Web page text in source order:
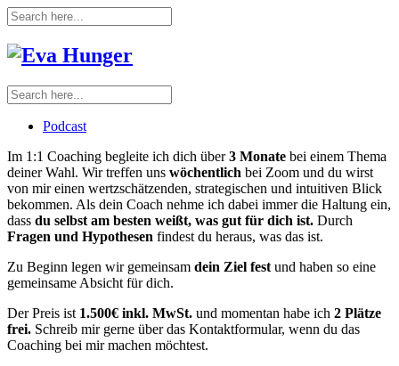
Podcast
Im 1:1 Coaching begleite ich dich über3 Monate bei einem Thema
deiner Wahl. Wir treffen uns wöchentlich bei Zoom und du wirst
von mir einen wertzschätzenden, strategischen und intuitiven Blick
bekommen. Als dein Coach nehme ich dabei immer die Haltung ein,
dass du selbst am besten weißt, was gut für dich ist. Durch
Fragen und Hypothesen findest du heraus, was das ist.
Zu Beginn legen wir gemeinsam dein Ziel fest und haben so eine
gemeinsame Absicht für dich.
Der Preis ist 1.500€ inkl. MwSt. und momentan habe ich 2 Plätze
frei. Schreib mir gerne über das Kontaktformular, wenn du das
Coaching bei mir machen möchtest.